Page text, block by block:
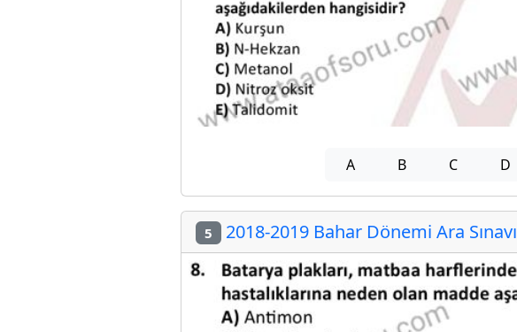
A B C D
5 2018-2019 Bahar Dönemi Ara Sınavı